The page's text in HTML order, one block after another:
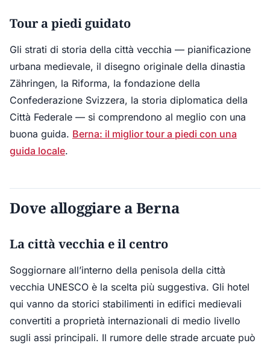
Tour a piedi guidato
Gli strati di storia della città vecchia — pianificazione
urbana medievale, il disegno originale della dinastia
Zähringen, la Riforma, la fondazione della
Confederazione Svizzera, la storia diplomatica della
Città Federale — si comprendono al meglio con una
buona guida. Berna: il miglior tour a piedi con una
guida locale.
Dove alloggiare a Berna
La città vecchia e il centro
Soggiornare all’interno della penisola della città
vecchia UNESCO è la scelta più suggestiva. Gli hotel
qui vanno da storici stabilimenti in edifici medievali
convertiti a proprietà internazionali di medio livello
sugli assi principali. Il rumore delle strade arcuate può